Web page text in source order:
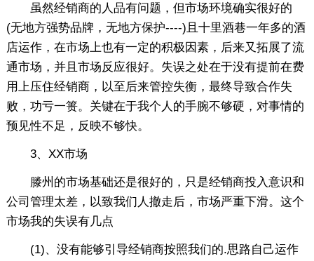
虽然经销商的人品有问题，但市场环境确实很好的
(无地方强势品牌，无地方保护----)且十里酒巷一年多的酒
店运作，在市场上也有一定的积极因素，后来又拓展了流
通市场，并且市场反应很好。失误之处在于没有提前在费
用上压住经销商，以至后来管控失衡，最终导致合作失
败，功亏一篑。关键在于我个人的手腕不够硬，对事情的
预见性不足，反映不够快。
3、XX市场
滕州的市场基础还是很好的，只是经销商投入意识和
公司管理太差，以致我们人撤走后，市场严重下滑。这个
市场我的失误有几点
(1)、没有能够引导经销商按照我们的.思路自己运作